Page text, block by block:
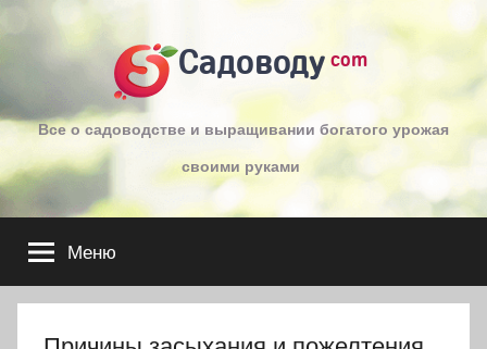
к
Садоводу com
Все о садоводстве и выращивании богатого урожая
своими руками
Меню